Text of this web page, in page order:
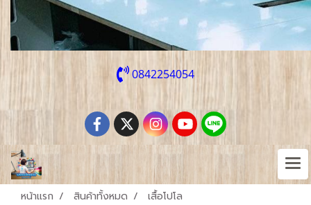
0842254054
หน้าแรก สินค้าทั้งหมด
เสื้อโปโล